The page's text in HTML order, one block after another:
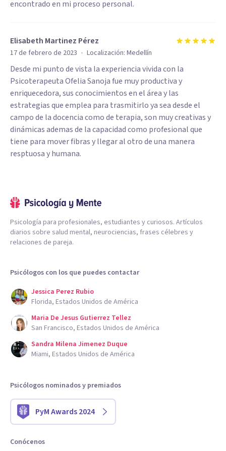
encontrado en mi proceso personal.
Elisabeth Martinez Pérez
17 de febrero de 2023 · Localización: Medellín
Desde mi punto de vista la experiencia vivida con la
Psicoterapeuta Ofelia Sanoja fue muy productiva y
enriquecedora, sus conocimientos en el área y las
estrategias que emplea para trasmitirlo ya sea desde el
campo de la docencia como de terapia, son muy creativas y
dinámicas ademas de la capacidad como profesional que
tiene para mover fibras y llegar al otro de una manera
resptuosa y humana.
Psicología para profesionales, estudiantes y curiosos. Artículos
diarios sobre salud mental, neurociencias, frases célebres y
relaciones de pareja.
Psicólogos con los que puedes contactar
Jessica Perez Rubio
Florida, Estados Unidos de América
Maria De Jesus Gutierrez Tellez
San Francisco, Estados Unidos de América
Sandra Milena Jimenez Duque
Miami, Estados Unidos de América
Psicólogos nominados y premiados
PyM Awards 2024
Conócenos